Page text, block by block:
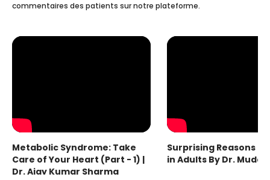
commentaires des patients sur notre plateforme.
Metabolic Syndrome: Take
Care of Your Heart (Part - 1) |
Dr. Ajay Kumar Sharma
Surprising Reasons
in Adults By Dr.